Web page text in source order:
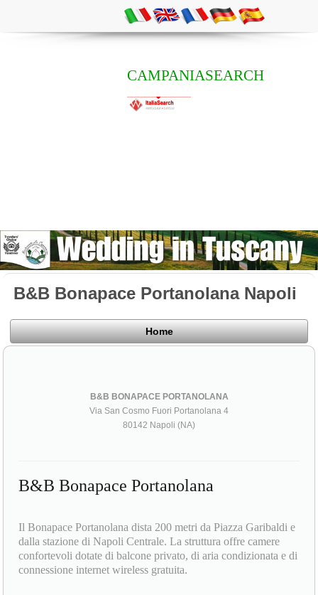
CAMPANIASEARCH
B&B Bonapace Portanolana Napoli
Home
B&B BONAPACE PORTANOLANA
Via San Cosmo Fuori Portanolana 4
80142 Napoli (NA)
B&B Bonapace Portanolana
Il Bonapace Portanolana dista 200 metri da Piazza Garibaldi e
dalla stazione di Napoli Centrale. La struttura offre camere
confortevoli dotate di balcone privato, di aria condizionata e di
connessione internet wireless gratuita.